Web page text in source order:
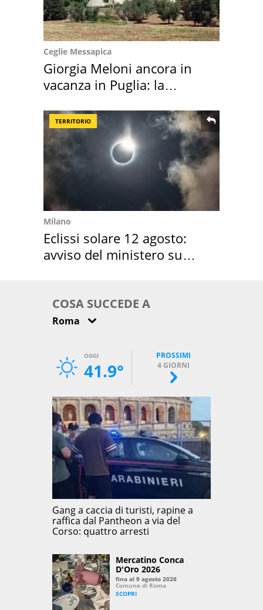
Ceglie Messapica
Giorgia Meloni ancora in
vacanza in Puglia: la
TERRITORIO
Milano
Eclissi solare 12 agosto:
avviso del ministero su